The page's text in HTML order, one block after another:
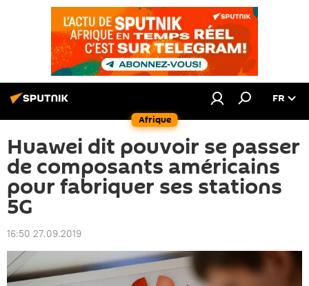
Afrique
FR
Huawei dit pouvoir se passer
de composants américains
pour fabriquer ses stations
5G
16:50 27.09.2019